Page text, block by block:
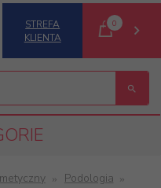
STREFA
KLIENTA
0
Podologia